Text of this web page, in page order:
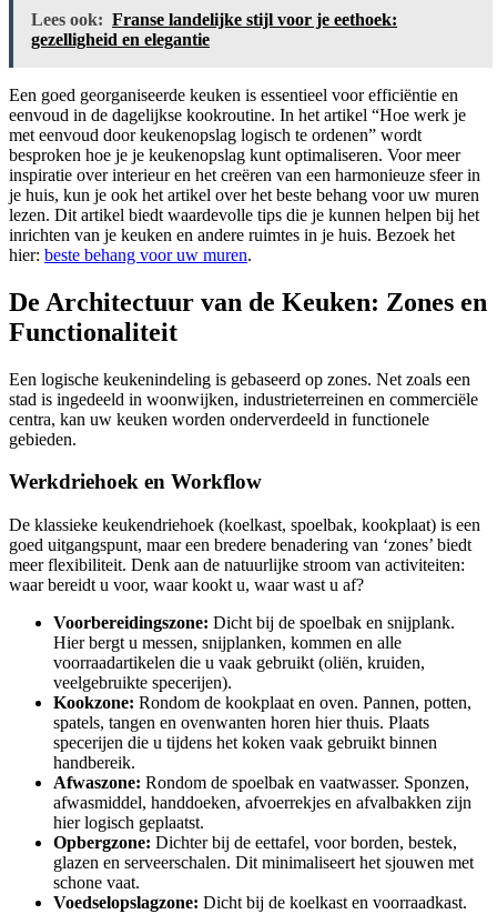
Lees ook: Franse landelijke stijl voor je eethoek:
gezelligheid en elegantie
Een goed georganiseerde keuken is essentieel voor efficiëntie en
eenvoud in de dagelijkse kookroutine. In het artikel “Hoe werk je
met eenvoud door keukenopslag logisch te ordenen” wordt
besproken hoe je je keukenopslag kunt optimaliseren. Voor meer
inspiratie over interieur en het creëren van een harmonieuze sfeer in
je huis, kun je ook het artikel over het beste behang voor uw muren
lezen. Dit artikel biedt waardevolle tips die je kunnen helpen bij het
inrichten van je keuken en andere ruimtes in je huis. Bezoek het
hier: beste behang voor uw muren.
De Architectuur van de Keuken: Zones en
Functionaliteit
Een logische keukenindeling is gebaseerd op zones. Net zoals een
stad is ingedeeld in woonwijken, industrieterreinen en commerciële
centra, kan uw keuken worden onderverdeeld in functionele
gebieden.
Werkdriehoek en Workflow
De klassieke keukendriehoek (koelkast, spoelbak, kookplaat) is een
goed uitgangspunt, maar een bredere benadering van ‘zones’ biedt
meer flexibiliteit. Denk aan de natuurlijke stroom van activiteiten:
waar bereidt u voor, waar kookt u, waar wast u af?
Voorbereidingszone: Dicht bij de spoelbak en snijplank.
Hier bergt u messen, snijplanken, kommen en alle
voorraadartikelen die u vaak gebruikt (oliën, kruiden,
veelgebruikte specerijen).
Kookzone: Rondom de kookplaat en oven. Pannen, potten,
spatels, tangen en ovenwanten horen hier thuis. Plaats
specerijen die u tijdens het koken vaak gebruikt binnen
handbereik.
Afwaszone: Rondom de spoelbak en vaatwasser. Sponzen,
afwasmiddel, handdoeken, afvoerrekjes en afvalbakken zijn
hier logisch geplaatst.
Opbergzone: Dichter bij de eettafel, voor borden, bestek,
glazen en serveerschalen. Dit minimaliseert het sjouwen met
schone vaat.
Voedselopslagzone: Dicht bij de koelkast en voorraadkast.